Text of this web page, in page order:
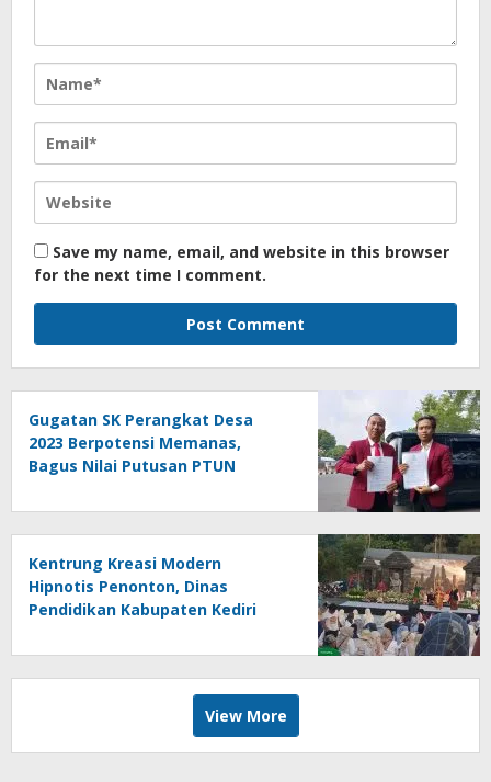
Save my name, email, and website in this browser
for the next time I comment.
Gugatan SK Perangkat Desa
2023 Berpotensi Memanas,
Bagus Nilai Putusan PTUN
Kentrung Kreasi Modern
Hipnotis Penonton, Dinas
Pendidikan Kabupaten Kediri
View More